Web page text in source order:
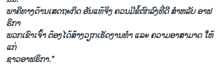
ພາຄີ​ທາງ​ດ້ານ​ເສດຖະກິດ ອັນ​ແທ້​ຈິງ ຄວນ​ມີ​ຂໍ້​ຕົກລົງ​ທີ່​ດີ ສຳ​ຫລັບ ອາ​ຟ
ຣິກາ
ພວກ​ເຂົາ​ເຈົ້າ ຕ້ອງ​ໄດ້​ສ້າງ​ວຽກ​ເຮັດ​ງານ​ທຳ ​ແລະ ຄວາມ​ອາສາ​ມາດ ​ໃຫ້​
ແກ່
ຊາວອາ​ຟຣິກາ.”